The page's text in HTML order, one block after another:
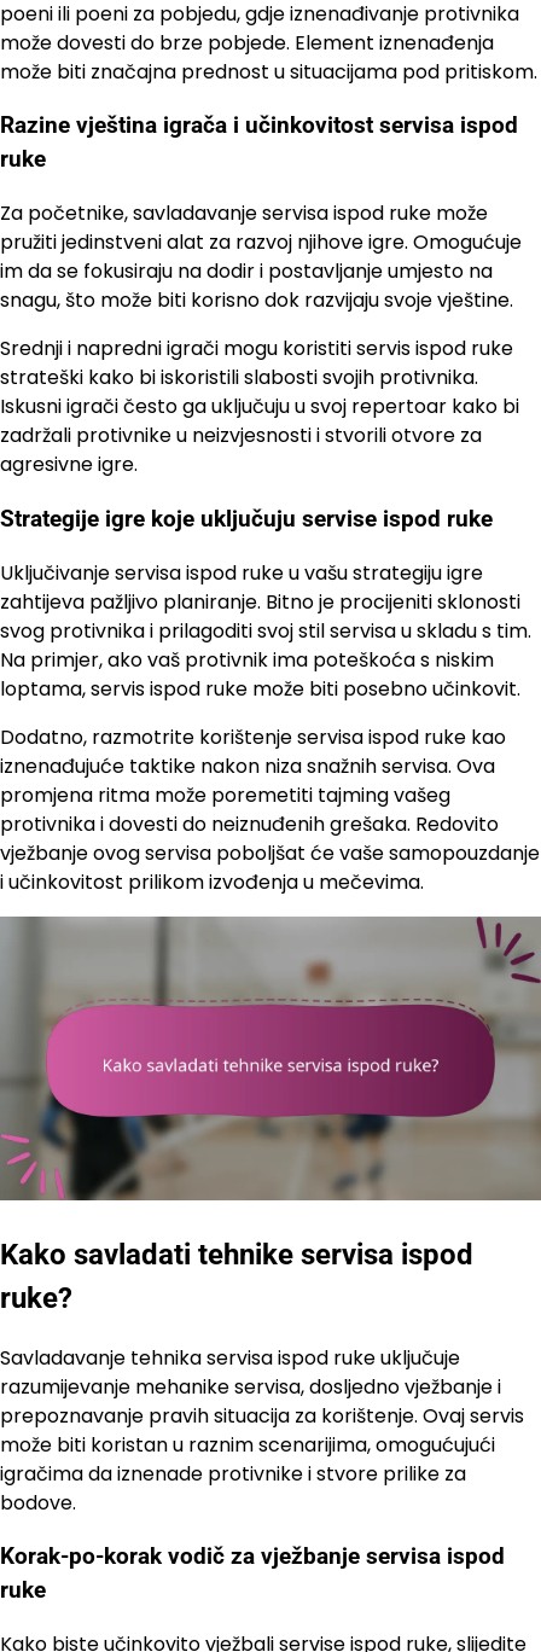
poeni ili poeni za pobjedu, gdje iznenađivanje protivnika
može dovesti do brze pobjede. Element iznenađenja
može biti značajna prednost u situacijama pod pritiskom.
Razine vještina igrača i učinkovitost servisa ispod
ruke
Za početnike, savladavanje servisa ispod ruke može
pružiti jedinstveni alat za razvoj njihove igre. Omogućuje
im da se fokusiraju na dodir i postavljanje umjesto na
snagu, što može biti korisno dok razvijaju svoje vještine.
Srednji i napredni igrači mogu koristiti servis ispod ruke
strateški kako bi iskoristili slabosti svojih protivnika.
Iskusni igrači često ga uključuju u svoj repertoar kako bi
zadržali protivnike u neizvjesnosti i stvorili otvore za
agresivne igre.
Strategije igre koje uključuju servise ispod ruke
Uključivanje servisa ispod ruke u vašu strategiju igre
zahtijeva pažljivo planiranje. Bitno je procijeniti sklonosti
svog protivnika i prilagoditi svoj stil servisa u skladu s tim.
Na primjer, ako vaš protivnik ima poteškoća s niskim
loptama, servis ispod ruke može biti posebno učinkovit.
Dodatno, razmotrite korištenje servisa ispod ruke kao
iznenađujuće taktike nakon niza snažnih servisa. Ova
promjena ritma može poremetiti tajming vašeg
protivnika i dovesti do neiznuđenih grešaka. Redovito
vježbanje ovog servisa poboljšat će vaše samopouzdanje
i učinkovitost prilikom izvođenja u mečevima.
Kako savladati tehnike servisa ispod
ruke?
Savladavanje tehnika servisa ispod ruke uključuje
razumijevanje mehanike servisa, dosljedno vježbanje i
prepoznavanje pravih situacija za korištenje. Ovaj servis
može biti koristan u raznim scenarijima, omogućujući
igračima da iznenade protivnike i stvore prilike za
bodove.
Korak-po-korak vodič za vježbanje servisa ispod
ruke
Kako biste učinkovito vježbali servise ispod ruke, slijedite